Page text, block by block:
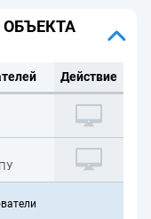
Действие